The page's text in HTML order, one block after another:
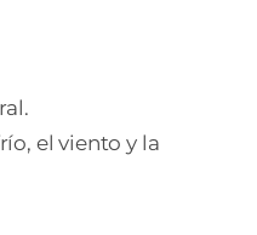
el viento y la